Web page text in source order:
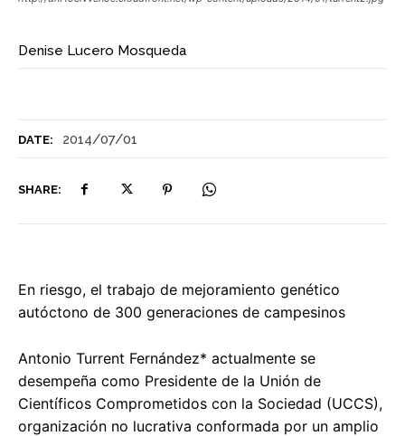
DATE: 2014/07/01
SHARE:
Denise Lucero Mosqueda
En riesgo, el trabajo de mejoramiento genético
autóctono de 300 generaciones de campesinos
Antonio Turrent Fernández* actualmente se
desempeña como Presidente de la Unión de
Científicos Comprometidos con la Sociedad (UCCS),
organización no lucrativa conformada por un amplio